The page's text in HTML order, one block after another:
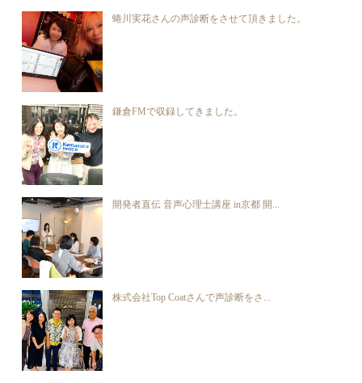
蜷川実花さんの声診断をさせて頂きました。
鎌倉FMで収録してきました。
開発者直伝 音声心理士講座 in京都 開...
株式会社Top Coatさんで声診断をさ...